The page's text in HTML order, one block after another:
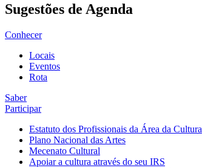
Sugestões de Agenda
Conhecer
Locais
Eventos
Rota
Saber
Participar
Estatuto dos Profissionais da Área da Cultura
Plano Nacional das Artes
Mecenato Cultural
Apoiar a cultura através do seu IRS